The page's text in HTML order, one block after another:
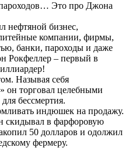
пароходов… Это про Джона
нефтяной бизнес,
компании, фирмы,
банки, пароходы и даже
Рокфеллер – первый в
Называя себя
он торговал целебными
бессмертия.
индюшек на продажу.
скидывал в фарфоровую
50 долларов и одолжил
фермеру.